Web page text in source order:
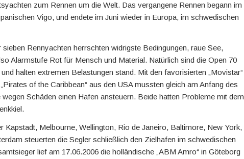
zum Rennen um die Welt. Das vergangene Rennen begann im
Vigo, und endete im Juni wieder in Europa, im schwedischen
Rennyachten herrschten widrigste Bedingungen, raue See,
Alarmstufe Rot für Mensch und Material. Natürlich sind die Open 70
halten extremen Belastungen stand. Mit den favorisierten „Movistar“
of the Caribbean“ aus den USA mussten gleich am Anfang des
Schäden einen Hafen ansteuern. Beide hatten Probleme mit dem
Kapstadt, Melbourne, Wellington, Rio de Janeiro, Baltimore, New York,
steuerten die Segler schließlich den Zielhafen im schwedischen
lief am 17.06.2006 die holländische „ABM Amro“ in Göteborg